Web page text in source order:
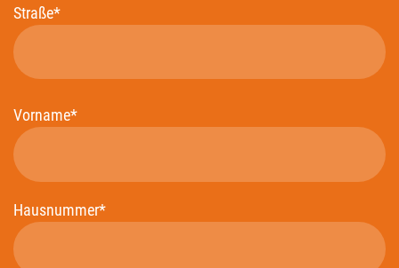
Straße*
Vorname*
Hausnummer*